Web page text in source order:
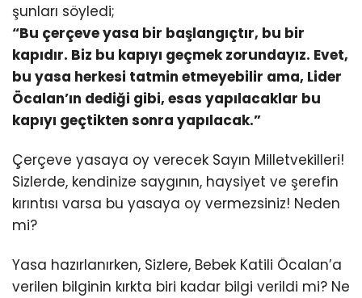
şunları söyledi;
“Bu çerçeve yasa bir başlangıçtır, bu bir
kapıdır. Biz bu kapıyı geçmek zorundayız. Evet,
bu yasa herkesi tatmin etmeyebilir ama, Lider
Öcalan’ın dediği gibi, esas yapılacaklar bu
kapıyı geçtikten sonra yapılacak.”
Çerçeve yasaya oy verecek Sayın Milletvekilleri!
Sizlerde, kendinize saygının, haysiyet ve şerefin
kırıntısı varsa bu yasaya oy vermezsiniz! Neden
mi?
Yasa hazırlanırken, Sizlere, Bebek Katili Öcalan’a
verilen bilginin kırkta biri kadar bilgi verildi mi? Ne